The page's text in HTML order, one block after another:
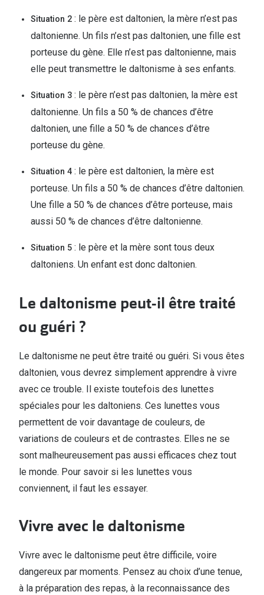
Situation 2 : le père est daltonien, la mère n’est pas
daltonienne. Un fils n’est pas daltonien, une fille est
porteuse du gène. Elle n’est pas daltonienne, mais
elle peut transmettre le daltonisme à ses enfants.
Situation 3 : le père n’est pas daltonien, la mère est
daltonienne. Un fils a 50 % de chances d’être
daltonien, une fille a 50 % de chances d’être
porteuse du gène.
Situation 4 : le père est daltonien, la mère est
porteuse. Un fils a 50 % de chances d’être daltonien.
Une fille a 50 % de chances d’être porteuse, mais
aussi 50 % de chances d’être daltonienne.
Situation 5 : le père et la mère sont tous deux
daltoniens. Un enfant est donc daltonien.
Le daltonisme peut-il être traité
ou guéri ?
Le daltonisme ne peut être traité ou guéri. Si vous êtes
daltonien, vous devrez simplement apprendre à vivre
avec ce trouble. Il existe toutefois des lunettes
spéciales pour les daltoniens. Ces lunettes vous
permettent de voir davantage de couleurs, de
variations de couleurs et de contrastes. Elles ne se
sont malheureusement pas aussi efficaces chez tout
le monde. Pour savoir si les lunettes vous
conviennent, il faut les essayer.
Vivre avec le daltonisme
Vivre avec le daltonisme peut être difficile, voire
dangereux par moments. Pensez au choix d’une tenue,
à la préparation des repas, à la reconnaissance des